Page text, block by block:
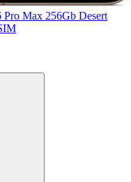
Max 256Gb Desert